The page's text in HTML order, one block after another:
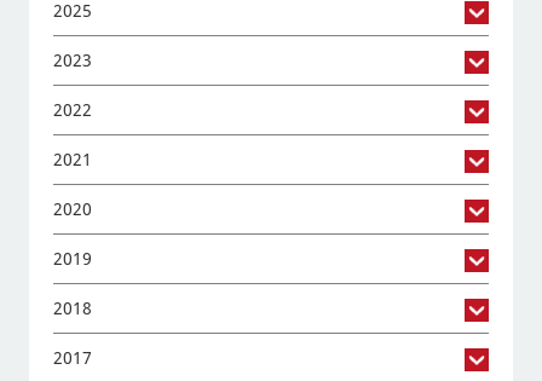
2025
2023
2022
2021
2020
2019
2018
2017